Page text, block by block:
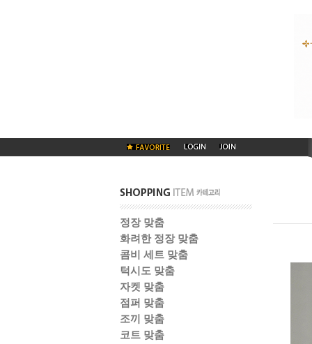
정장 맞춤
화려한 정장 맞춤
콤비 세트 맞춤
턱시도 맞춤
자켓 맞춤
점퍼 맞춤
조끼 맞춤
코트 맞춤